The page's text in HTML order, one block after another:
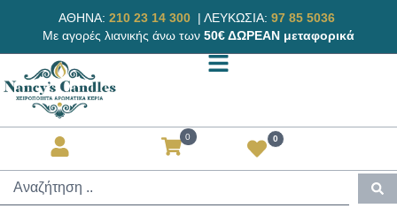
ΑΘΗΝΑ: 210 23 14 300 | ΛΕΥΚΩΣΙΑ: 97 85 5036
Με αγορές λιανικής άνω των 50€ ΔΩΡΕΑΝ μεταφορικά
0 0